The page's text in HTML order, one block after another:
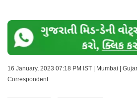
16 January, 2023 07:18 PM IST | Mumbai |
Correspondent